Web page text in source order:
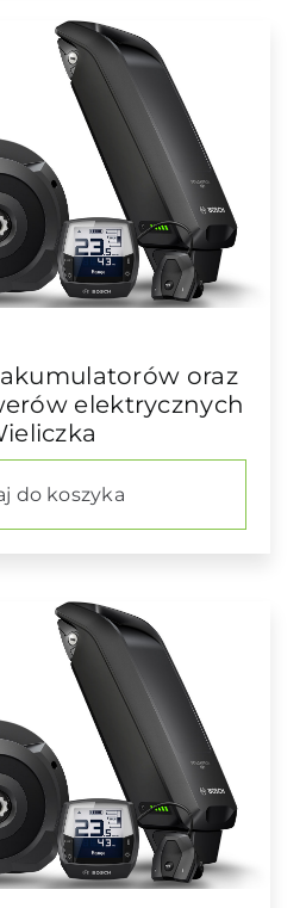
oraz
elektrycznych
do koszyka